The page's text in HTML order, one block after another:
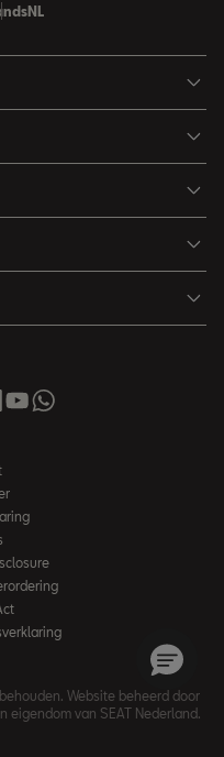
NL
Website beheerd door
eigendom van SEAT Nederland.